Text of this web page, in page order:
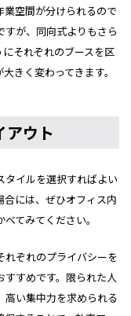
業空間が分けられるので
が、同向式よりもさら
それぞれのブースを区
きく変わってきます。
アウト
タイルを選択すればよい
には、ぜひオフィス内
てみてください。
れぞれのプライバシーを
すめです。限られた人
高い集中力を求められる